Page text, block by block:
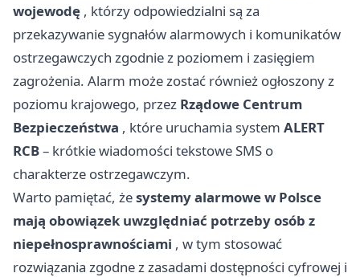
wojewodę , którzy odpowiedzialni są za
przekazywanie sygnałów alarmowych i komunikatów
ostrzegawczych zgodnie z poziomem i zasięgiem
zagrożenia. Alarm może zostać również ogłoszony z
poziomu krajowego, przez Rządowe Centrum
Bezpieczeństwa , które uruchamia system ALERT
RCB– krótkie wiadomości tekstowe SMS o
charakterze ostrzegawczym.
Warto pamiętać, żesystemy alarmowe w Polsce
mają obowiązek uwzględniać potrzeby osób z
niepełnosprawnościami , w tym stosować
rozwiązania zgodne z zasadami dostępności cyfrowej i